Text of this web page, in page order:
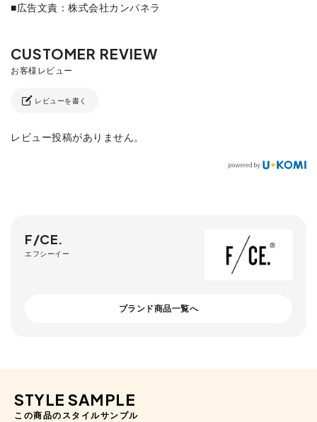
■広告文責：株式会社カンパネラ
レビューを書く
レビュー投稿がありません。
F/CE.
エフシーイー
ブランド商品一覧へ
STYLE SAMPLE
この商品のスタイルサンプル